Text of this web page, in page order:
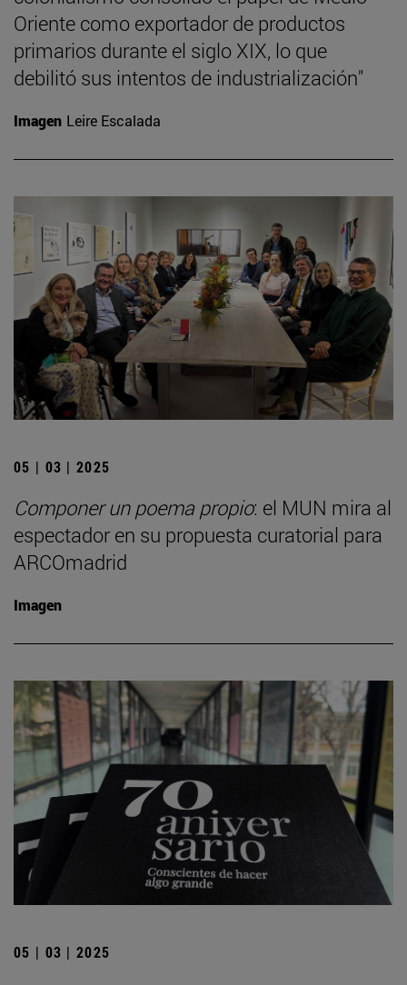
Oriente como exportador de productos
primarios durante el siglo XIX, lo que
debilitó sus intentos de industrialización"
Imagen Leire Escalada
05 | 03 | 2025
Componer un poema propio: el MUN mira al
espectador en su propuesta curatorial para
ARCOmadrid
Imagen
05 | 03 | 2025